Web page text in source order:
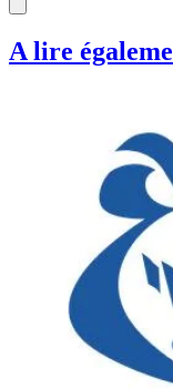
A lire